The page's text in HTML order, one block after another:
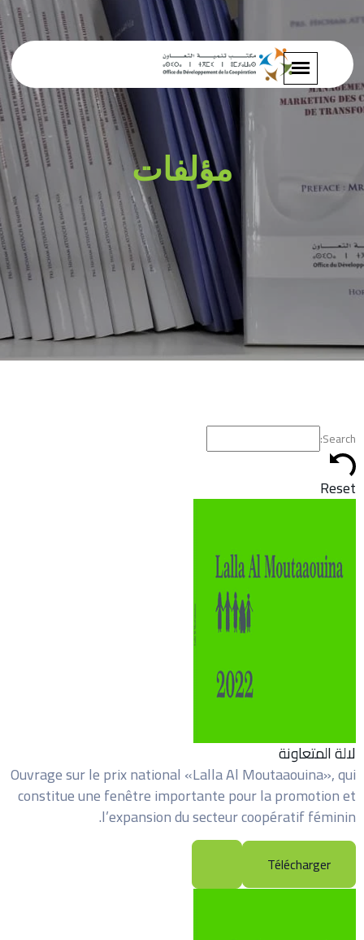
مؤلفات
Search:
Reset
لالة المتعاونة
Ouvrage sur le prix national «Lalla Al Moutaaouina», qui
constitue une fenêtre importante pour la promotion et
l’expansion du secteur coopératif féminin.
Télécharger